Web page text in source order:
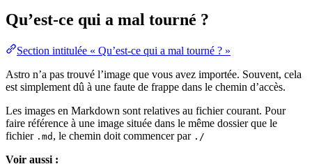
Qu’est-ce qui a mal tourné ?
Section intitulée « Qu’est-ce qui a mal tourné ? »
Astro n’a pas trouvé l’image que vous avez importée. Souvent, cela
est simplement dû à une faute de frappe dans le chemin d’accès.
Les images en Markdown sont relatives au fichier courant. Pour
faire référence à une image située dans le même dossier que le
fichier .md , le chemin doit commencer par ./
Voir aussi :